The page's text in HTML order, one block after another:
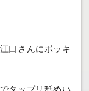
口さんにボッキ